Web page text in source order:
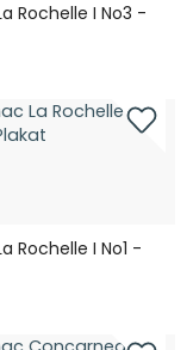
Rochelle I No3 -
Rochelle I No1 -